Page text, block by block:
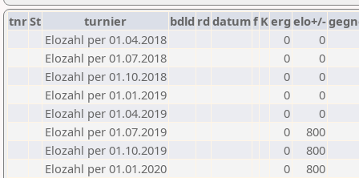
tnrSt turnier bdld rd datumf Kerg elo+/-
Elozahl per 01.04.2018
0
0
Elozahl per 01.07.2018
0
0
Elozahl per 01.10.2018
0
0
Elozahl per 01.01.2019
0
0
Elozahl per 01.04.2019
0
0
Elozahl per 01.07.2019
0
800
Elozahl per 01.10.2019
0
800
Elozahl per 01.01.2020
0
800